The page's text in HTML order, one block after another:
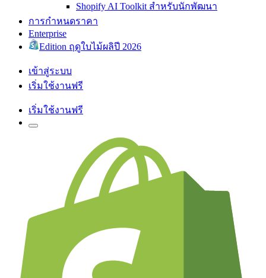
Shopify AI Toolkit สำหรับนักพัฒนา
การกำหนดราคา
Enterprise
Edition ฤดูใบไม้ผลิปี 2026
เข้าสู่ระบบ
เริ่มใช้งานฟรี
เริ่มใช้งานฟรี